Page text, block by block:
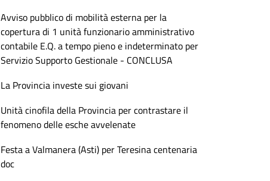
Avviso pubblico di mobilità esterna per la
copertura di 1 unità funzionario amministrativo
contabile E.Q. a tempo pieno e indeterminato per
Servizio Supporto Gestionale - CONCLUSA
La Provincia investe sui giovani
Unità cinofila della Provincia per contrastare il
fenomeno delle esche avvelenate
Festa a Valmanera (Asti) per Teresina centenaria
doc